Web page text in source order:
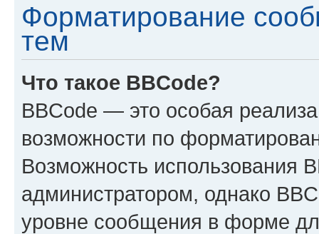
Форматирование
тем
Что такое BBCode?
BBCode — это особая
возможности по
Возможность использования
администратором, однако
уровне сообщения в форме